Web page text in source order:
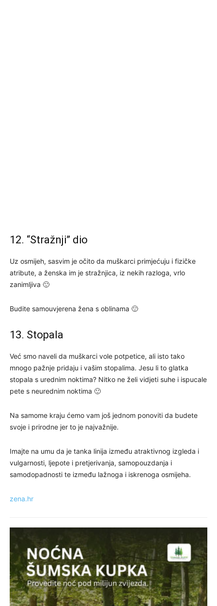
12. “Stražnji” dio
Uz osmijeh, sasvim je očito da muškarci primjećuju i fizičke
atribute, a ženska im je stražnjica, iz nekih razloga, vrlo
zanimljiva 🙂
Budite samouvjerena žena s oblinama 🙂
13. Stopala
Već smo naveli da muškarci vole potpetice, ali isto tako
mnogo pažnje pridaju i vašim stopalima. Jesu li to glatka
stopala s urednim noktima? Nitko ne želi vidjeti suhe i ispucale
pete s neurednim noktima 🙂
Na samome kraju ćemo vam još jednom ponoviti da budete
svoje i prirodne jer to je najvažnije.
Imajte na umu da je tanka linija između atraktivnog izgleda i
vulgarnosti, ljepote i pretjerivanja, samopouzdanja i
samodopadnosti te između lažnoga i iskrenoga osmijeha.
zena.hr